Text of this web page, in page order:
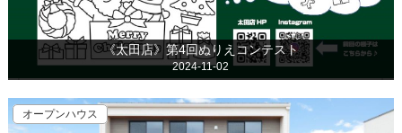
《太田店》第4回ぬりえコンテスト
2024-11-02
オープンハウス